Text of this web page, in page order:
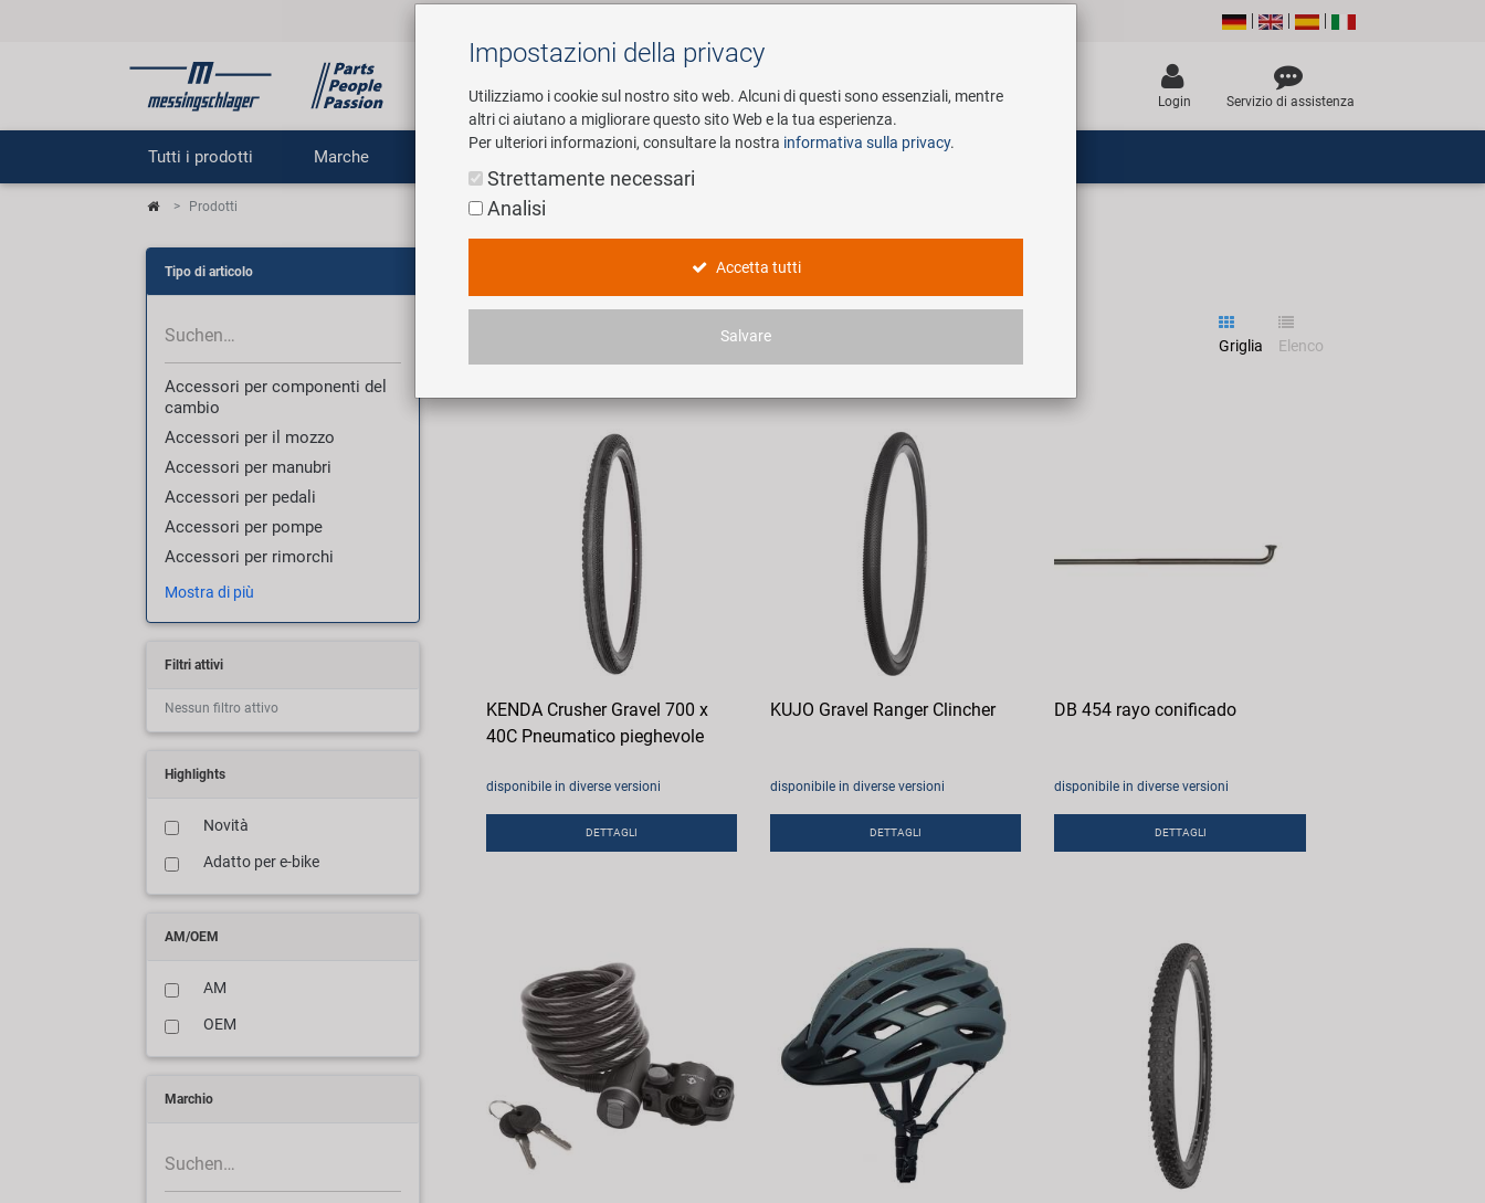
Cerca
Login Servizio di assistenza
Tutti i prodotti Marche E-Mobility
Prodotti
Tipo di articolo
Accessori per componenti del
cambio
Accessori per il mozzo
Accessori per manubri
Accessori per pedali
Accessori per pompe
Accessori per rimorchi
Mostra di più
Filtri attivi
Nessun filtro attivo
Highlights
Novità
Adatto per e-bike
AM/OEM
AM
OEM
Marchio
Griglia Elenco
KENDA Crusher Gravel 700 x
40C Pneumatico pieghevole
disponibile in diverse versioni
DETTAGLI
KUJO Gravel Ranger Clincher
disponibile in diverse versioni
DETTAGLI
DB 454 rayo conificado
disponibile in diverse versioni
DETTAGLI
Impostazioni della privacy
Utilizziamo i cookie sul nostro sito web. Alcuni di questi sono essenziali, mentre
altri ci aiutano a migliorare questo sito Web e la tua esperienza.
Per ulteriori informazioni, consultare la nostra informativa sulla privacy.
Strettamente necessari
Analisi
Accetta tutti
Salvare